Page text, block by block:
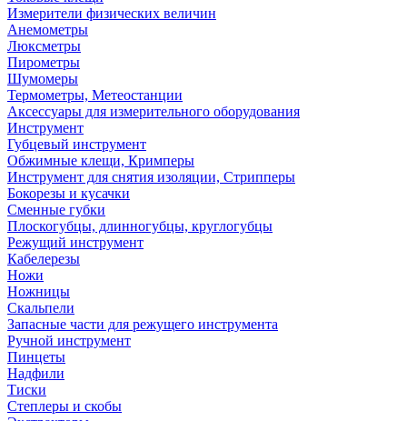
Измерители физических величин
Анемометры
Люксметры
Пирометры
Шумомеры
Термометры, Метеостанции
Аксессуары для измерительного оборудования
Инструмент
Губцевый инструмент
Обжимные клещи, Кримперы
Инструмент для снятия изоляции, Стрипперы
Бокорезы и кусачки
Сменные губки
Плоскогубцы, длинногубцы, круглогубцы
Режущий инструмент
Кабелерезы
Ножи
Ножницы
Скальпели
Запасные части для режущего инструмента
Ручной инструмент
Пинцеты
Надфили
Тиски
Степлеры и скобы